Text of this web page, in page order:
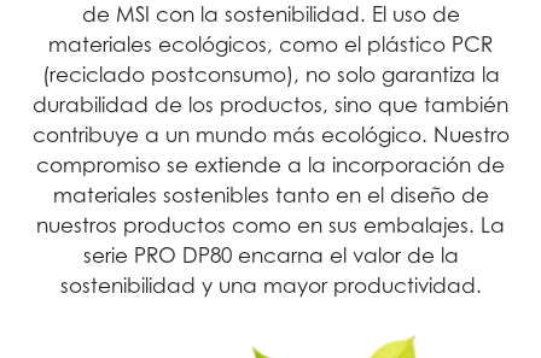
de MSI con la sostenibilidad. El uso de
materiales ecológicos, como el plástico PCR
(reciclado postconsumo), no solo garantiza la
durabilidad de los productos, sino que también
contribuye a un mundo más ecológico. Nuestro
compromiso se extiende a la incorporación de
materiales sostenibles tanto en el diseño de
nuestros productos como en sus embalajes. La
serie PRO DP80 encarna el valor de la
sostenibilidad y una mayor productividad.